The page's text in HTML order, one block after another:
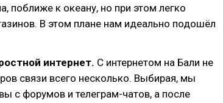
поближе к океану, но при этом легко
В этом плане нам идеально подошёл
интернет. С интернетом на Бали не
связи всего несколько. Выбирая, мы
с форумов и телеграм-чатов, а после